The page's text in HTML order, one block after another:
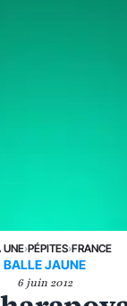
UNE›PÉPITES›FRANCE
BALLE JAUNE
6 juin 2012